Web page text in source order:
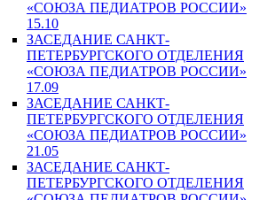
«СОЮЗА ПЕДИАТРОВ РОССИИ»
15.10
ЗАСЕДАНИЕ САНКТ-
ПЕТЕРБУРГСКОГО ОТДЕЛЕНИЯ
«СОЮЗА ПЕДИАТРОВ РОССИИ»
17.09
ЗАСЕДАНИЕ САНКТ-
ПЕТЕРБУРГСКОГО ОТДЕЛЕНИЯ
«СОЮЗА ПЕДИАТРОВ РОССИИ»
21.05
ЗАСЕДАНИЕ САНКТ-
ПЕТЕРБУРГСКОГО ОТДЕЛЕНИЯ